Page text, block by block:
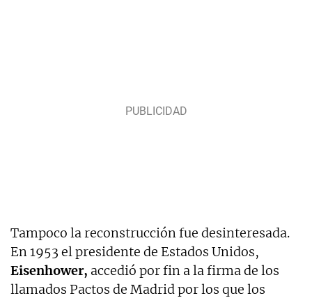
Tampoco la reconstrucción fue desinteresada.
En 1953 el presidente de Estados Unidos,
Eisenhower, accedió por fin a la firma de los
llamados Pactos de Madrid por los que los